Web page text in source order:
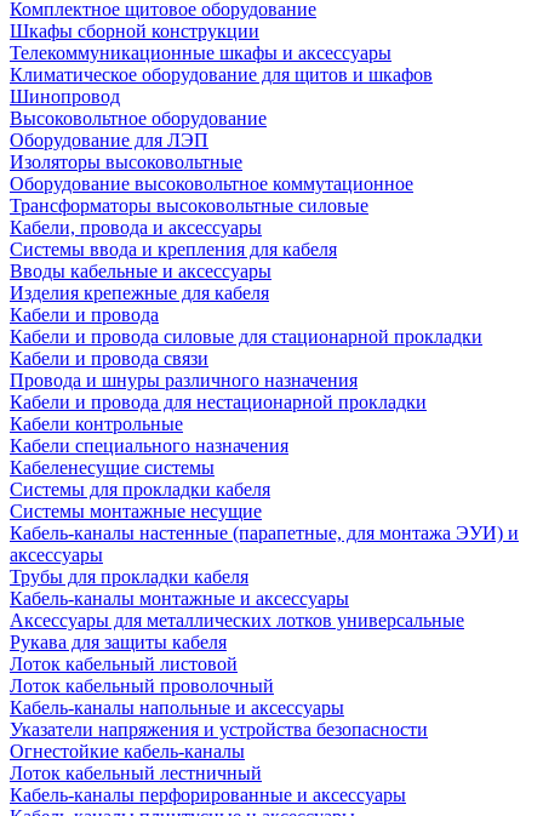
Комплектное щитовое оборудование
Шкафы сборной конструкции
Телекоммуникационные шкафы и аксессуары
Климатическое оборудование для щитов и шкафов
Шинопровод
Высоковольтное оборудование
Оборудование для ЛЭП
Изоляторы высоковольтные
Оборудование высоковольтное коммутационное
Трансформаторы высоковольтные силовые
Кабели, провода и аксессуары
Системы ввода и крепления для кабеля
Вводы кабельные и аксессуары
Изделия крепежные для кабеля
Кабели и провода
Кабели и провода силовые для стационарной прокладки
Кабели и провода связи
Провода и шнуры различного назначения
Кабели и провода для нестационарной прокладки
Кабели контрольные
Кабели специального назначения
Кабеленесущие системы
Системы для прокладки кабеля
Системы монтажные несущие
Кабель-каналы настенные (парапетные, для монтажа ЭУИ) и
аксессуары
Трубы для прокладки кабеля
Кабель-каналы монтажные и аксессуары
Аксессуары для металлических лотков универсальные
Рукава для защиты кабеля
Лоток кабельный листовой
Лоток кабельный проволочный
Кабель-каналы напольные и аксессуары
Указатели напряжения и устройства безопасности
Огнестойкие кабель-каналы
Лоток кабельный лестничный
Кабель-каналы перфорированные и аксессуары